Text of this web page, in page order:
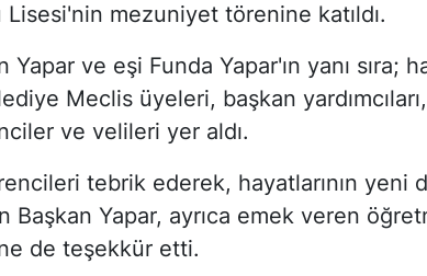
mezuniyet törenine katıldı.
Yapar ve eşi Funda Yapar'ın yanı sıra;
Meclis üyeleri, başkan
ve velileri yer aldı.
tebrik ederek, hayatlarının yeni
Başkan Yapar, ayrıca emek veren
de teşekkür etti.